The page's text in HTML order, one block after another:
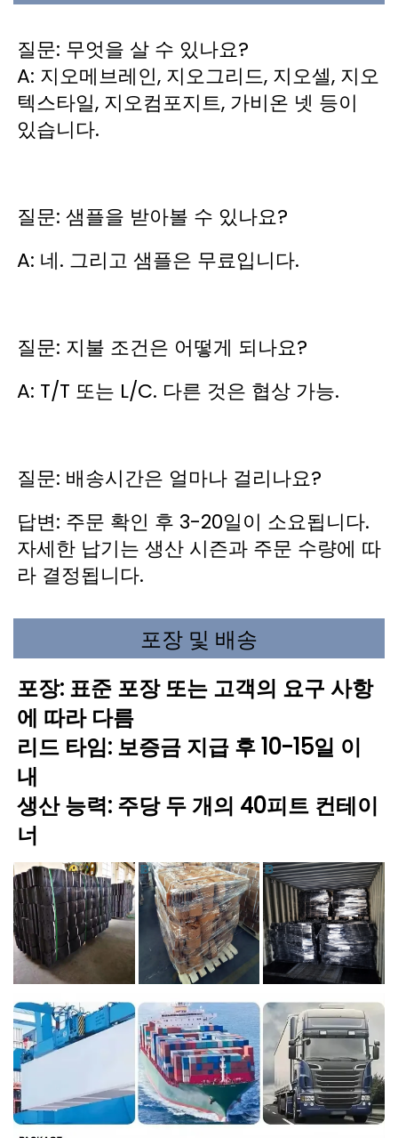
질문: 무엇을 살 수 있나요?
A: 지오메브레인, 지오그리드, 지오셀, 지오
텍스타일, 지오컴포지트, 가비온 넷 등이
있습니다.
질문: 샘플을 받아볼 수 있나요?
A: 네. 그리고 샘플은 무료입니다.
질문: 지불 조건은 어떻게 되나요?
A: T/T 또는 L/C. 다른 것은 협상 가능.
질문: 배송시간은 얼마나 걸리나요?
답변: 주문 확인 후 3-20일이 소요됩니다.
자세한 납기는 생산 시즌과 주문 수량에 따
라 결정됩니다.
포장 및 배송
포장: 표준 포장 또는 고객의 요구 사항
에 따라 다름
리드 타임: 보증금 지급 후 10-15일 이
내
생산 능력: 주당 두 개의 40피트 컨테이
너